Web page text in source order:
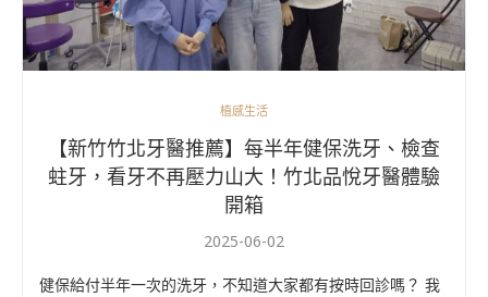
植感生活
【新竹竹北牙醫推薦】每半年健保洗牙、檢查
蛀牙，看牙不再壓力山大！竹北品悅牙醫體驗
開箱
2025-06-02
健保給付半年一次的洗牙，不知道大家都有按時回診嗎？ 我